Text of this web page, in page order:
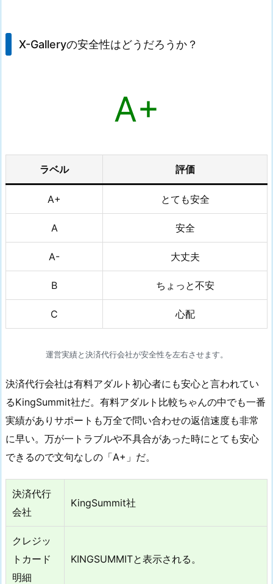
X-Galleryの安全性はどうだろうか？
A+
ラベル 評価
A+ とても安全
A 安全
A- 大丈夫
B ちょっと不安
C 心配
運営実績と決済代行会社が安全性を左右させます。
決済代行会社は有料アダルト初心者にも安心と言われてい
るKingSummit社だ。有料アダルト比較ちゃんの中でも一番
実績がありサポートも万全で問い合わせの返信速度も非常
に早い。万が一トラブルや不具合があった時にとても安心
できるので文句なしの「A+」だ。
決済代行
会社
KingSummit社
クレジッ
トカード
明細
KINGSUMMITと表示される。